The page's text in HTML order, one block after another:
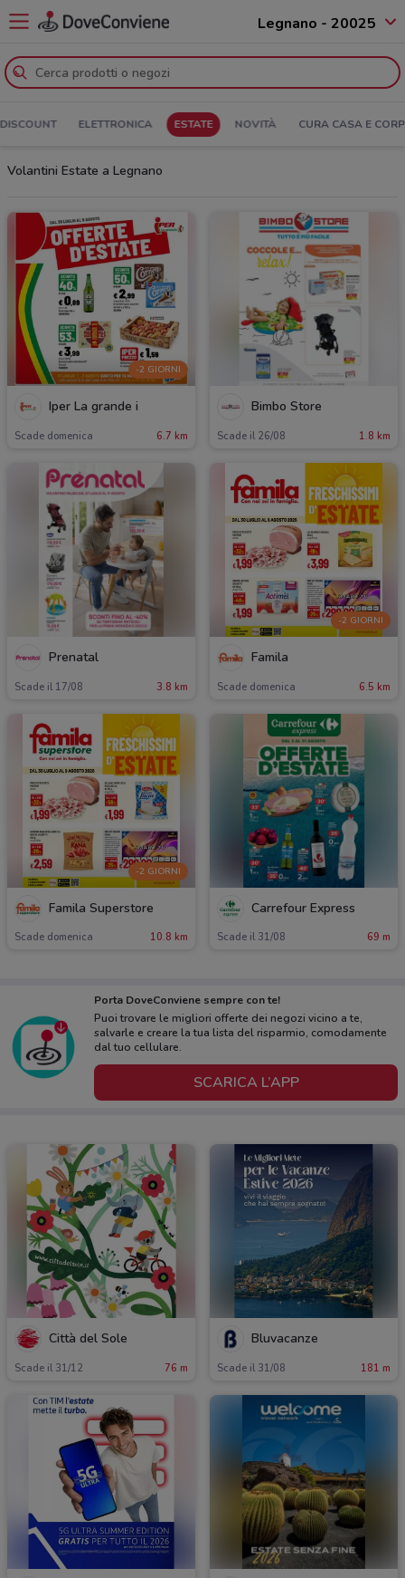
Legnano - 20025
DISCOUNT ELETTRONICA ESTATE NOVITÀ CURA CASA E
Volantini Estate a Legnano
-2 GIORNI
Iper La grande i
Scade domenica 6.7 km
Bimbo Store
Scade il 26/08 1.8 km
Prenatal
Scade il 17/08 3.8 km
-2 GIORNI
Famila
Scade domenica 6.5 km
-2 GIORNI
Famila Superstore
Scade domenica 10.8 km
Carrefour Express
Scade il 31/08 69 m
Porta DoveConviene sempre con te!
Puoi trovare le migliori offerte dei negozi vicino a te,
salvarle e creare la tua lista del risparmio, comodamente
dal tuo cellulare.
SCARICA L’APP
Città del Sole
Scade il 31/12 76 m
Bluvacanze
Scade il 31/08 181 m